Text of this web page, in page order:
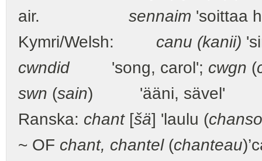
air. sennaim 'soittaa
Kymri/Welsh: canu (kanii)
cwndid'song, carol'; cwgn (
swn (sain) 'ääni, sävel'
Ranska: chant[šä] 'laulu (
~ OF chant, chantel(chanteau